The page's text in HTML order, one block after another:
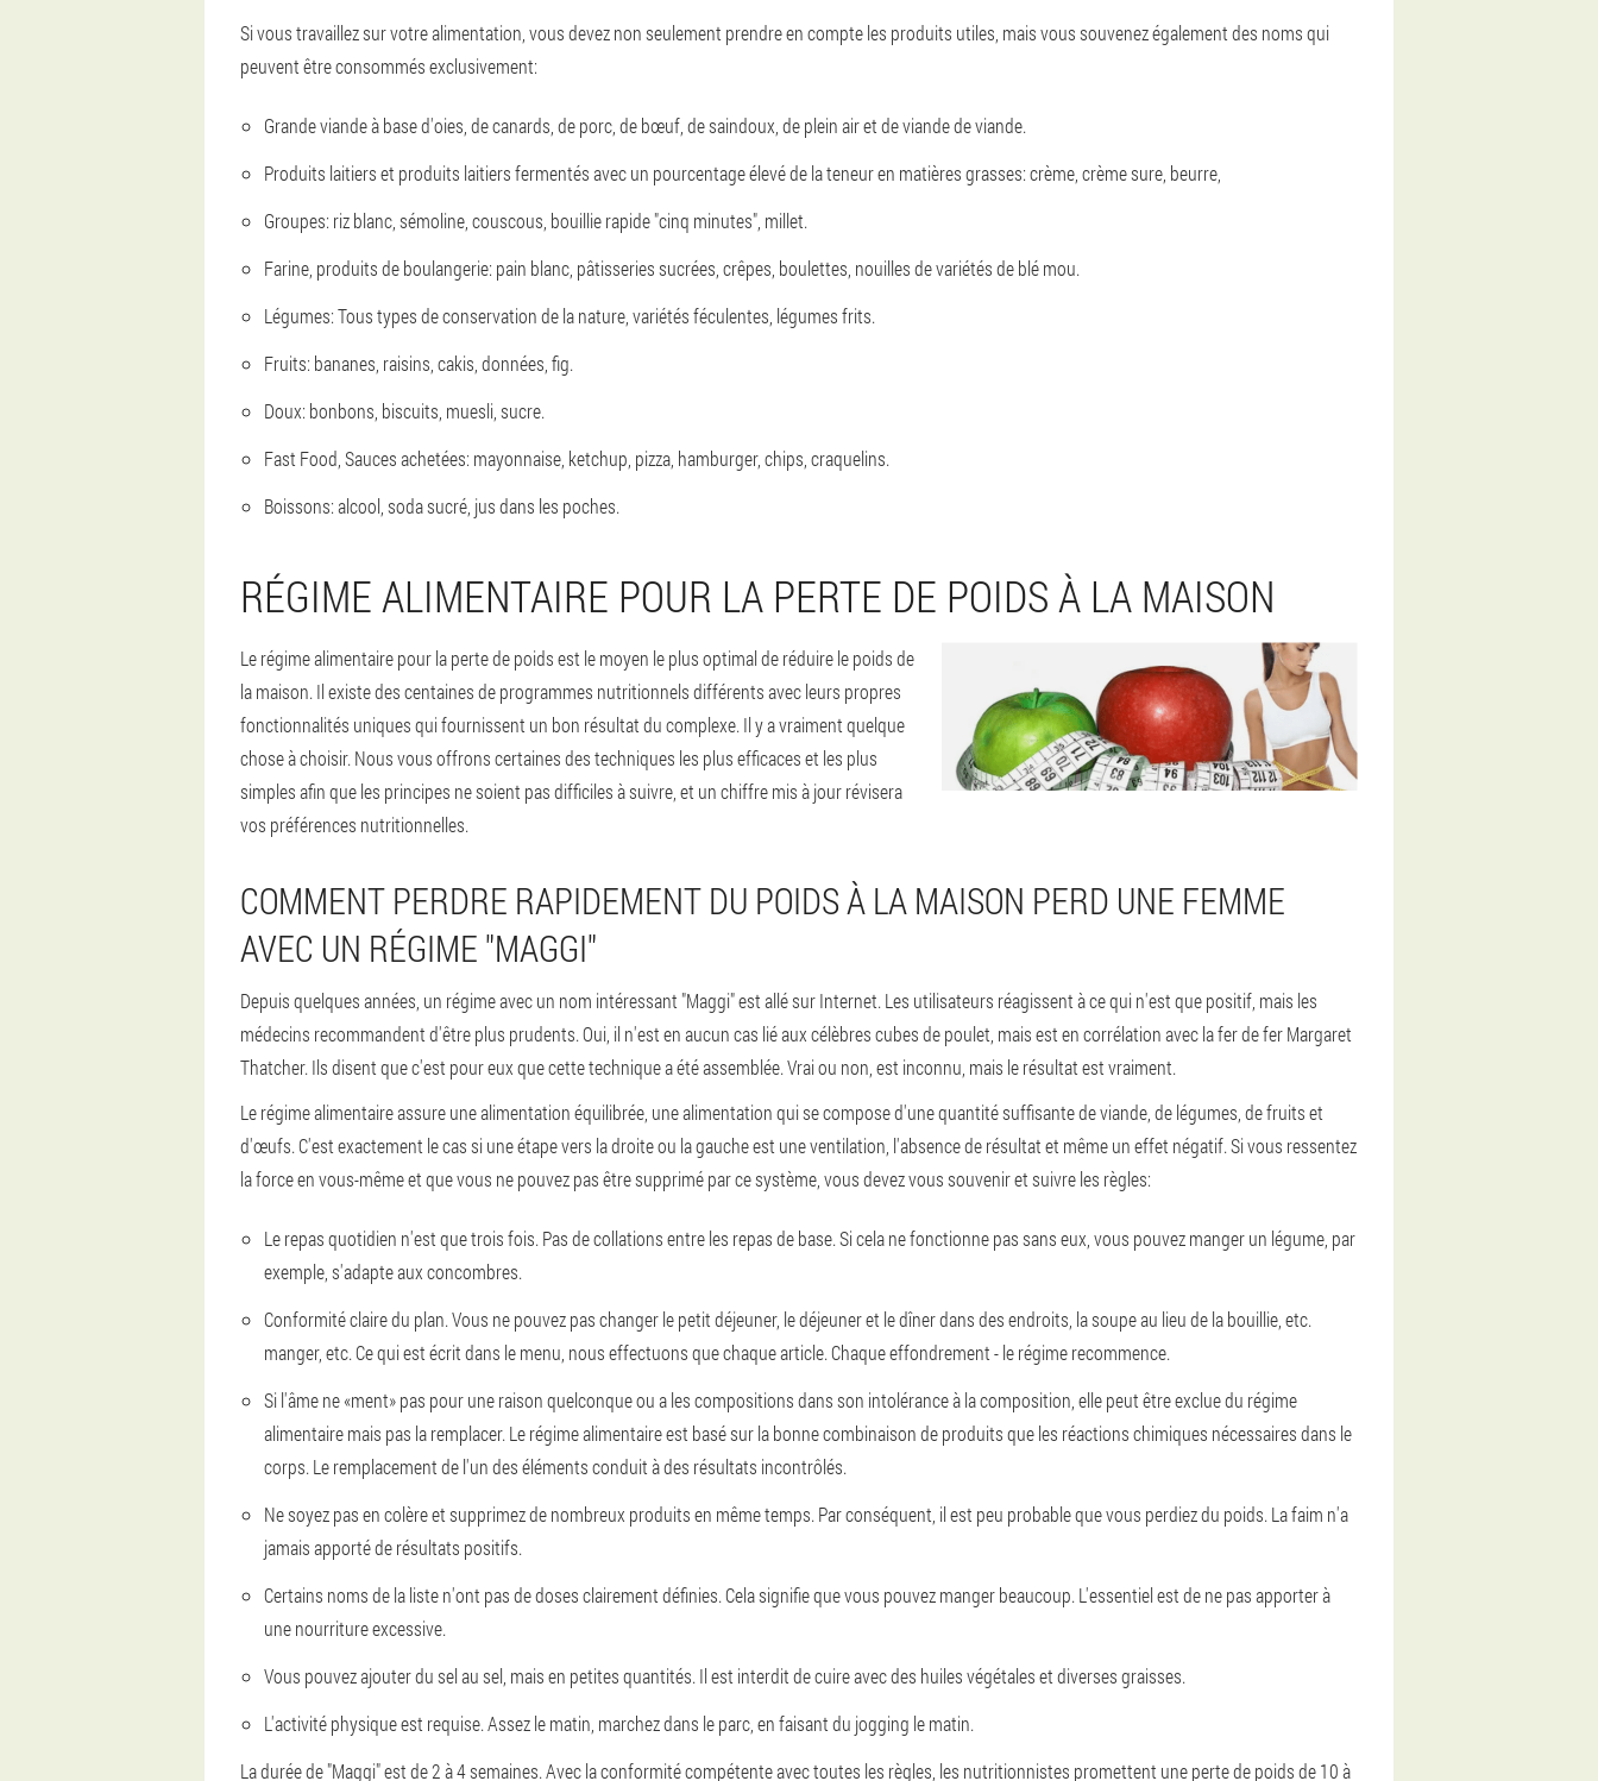
Si vous travaillez sur votre alimentation, vous devez non seulement prendre en compte les produits utiles, mais vous souvenez également des noms qui
peuvent être consommés exclusivement:
Grande viande à base d'oies, de canards, de porc, de bœuf, de saindoux, de plein air et de viande de viande.
Produits laitiers et produits laitiers fermentés avec un pourcentage élevé de la teneur en matières grasses: crème, crème sure, beurre,
Groupes: riz blanc, sémoline, couscous, bouillie rapide "cinq minutes", millet.
Farine, produits de boulangerie: pain blanc, pâtisseries sucrées, crêpes, boulettes, nouilles de variétés de blé mou.
Légumes: Tous types de conservation de la nature, variétés féculentes, légumes frits.
Fruits: bananes, raisins, cakis, données, fig.
Doux: bonbons, biscuits, muesli, sucre.
Fast Food, Sauces achetées: mayonnaise, ketchup, pizza, hamburger, chips, craquelins.
Boissons: alcool, soda sucré, jus dans les poches.
RÉGIME ALIMENTAIRE POUR LA PERTE DE POIDS À LA MAISON
Le régime alimentaire pour la perte de poids est le moyen le plus optimal de réduire le poids de
la maison. Il existe des centaines de programmes nutritionnels différents avec leurs propres
fonctionnalités uniques qui fournissent un bon résultat du complexe. Il y a vraiment quelque
chose à choisir. Nous vous offrons certaines des techniques les plus efficaces et les plus
simples afin que les principes ne soient pas difficiles à suivre, et un chiffre mis à jour révisera
vos préférences nutritionnelles.
COMMENT PERDRE RAPIDEMENT DU POIDS À LA MAISON PERD UNE FEMME
AVEC UN RÉGIME "MAGGI"
Depuis quelques années, un régime avec un nom intéressant "Maggi" est allé sur Internet. Les utilisateurs réagissent à ce qui n'est que positif, mais les
médecins recommandent d'être plus prudents. Oui, il n'est en aucun cas lié aux célèbres cubes de poulet, mais est en corrélation avec la fer de fer Margaret
Thatcher. Ils disent que c'est pour eux que cette technique a été assemblée. Vrai ou non, est inconnu, mais le résultat est vraiment.
Le régime alimentaire assure une alimentation équilibrée, une alimentation qui se compose d'une quantité suffisante de viande, de légumes, de fruits et
d'œufs. C'est exactement le cas si une étape vers la droite ou la gauche est une ventilation, l'absence de résultat et même un effet négatif. Si vous ressentez
la force en vous-même et que vous ne pouvez pas être supprimé par ce système, vous devez vous souvenir et suivre les règles:
Le repas quotidien n'est que trois fois. Pas de collations entre les repas de base. Si cela ne fonctionne pas sans eux, vous pouvez manger un légume, par
exemple, s'adapte aux concombres.
Conformité claire du plan. Vous ne pouvez pas changer le petit déjeuner, le déjeuner et le dîner dans des endroits, la soupe au lieu de la bouillie, etc.
manger, etc. Ce qui est écrit dans le menu, nous effectuons que chaque article. Chaque effondrement - le régime recommence.
Si l'âme ne «ment» pas pour une raison quelconque ou a les compositions dans son intolérance à la composition, elle peut être exclue du régime
alimentaire mais pas la remplacer. Le régime alimentaire est basé sur la bonne combinaison de produits que les réactions chimiques nécessaires dans le
corps. Le remplacement de l'un des éléments conduit à des résultats incontrôlés.
Ne soyez pas en colère et supprimez de nombreux produits en même temps. Par conséquent, il est peu probable que vous perdiez du poids. La faim n'a
jamais apporté de résultats positifs.
Certains noms de la liste n'ont pas de doses clairement définies. Cela signifie que vous pouvez manger beaucoup. L'essentiel est de ne pas apporter à
une nourriture excessive.
Vous pouvez ajouter du sel au sel, mais en petites quantités. Il est interdit de cuire avec des huiles végétales et diverses graisses.
L'activité physique est requise. Assez le matin, marchez dans le parc, en faisant du jogging le matin.
La durée de "Maggi" est de 2 à 4 semaines. Avec la conformité compétente avec toutes les règles, les nutritionnistes promettent une perte de poids de 10 à